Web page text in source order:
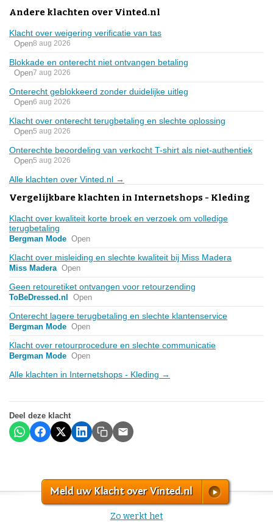
Andere klachten over Vinted.nl
Klacht over weigering verificatie van tas
Open8 aug 2026
Blokkade en onterecht niet ontvangen betaling
Open7 aug 2026
Onterecht geblokkeerd zonder duidelijke uitleg
Open6 aug 2026
Klacht over onterecht terugbetaling en slechte oplossing
Open5 aug 2026
Onterechte beoordeling van verkocht T-shirt als niet-authentiek
Open5 aug 2026
Alle klachten over Vinted.nl →
Vergelijkbare klachten in Internetshops - Kleding
Klacht over kwaliteit korte broek en verzoek om volledige
terugbetaling
Bergman Mode Open
Klacht over misleiding en slechte kwaliteit bij Miss Madera
Miss Madera Open
Geen retouretiket ontvangen voor retourzending
ToBeDressed.nl Open
Onterecht lagere terugbetaling en slechte klantenservice
Bergman Mode Open
Klacht over retourprocedure en slechte communicatie
Bergman Mode Open
Alle klachten in Internetshops - Kleding →
Deel deze klacht
Meld uw Klacht over Vinted.nl
Zo werkt het